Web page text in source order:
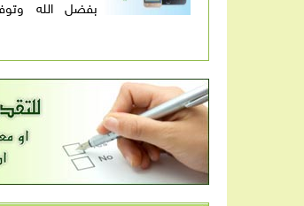
بفضل الله
تطبيق القاعدة النورانية (برواية
الأندرويد. ( لمعرفة تفاصيل الخبر